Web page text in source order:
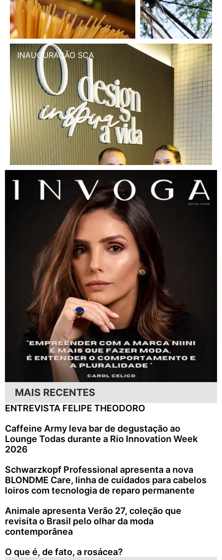
INAUGURAÇÃO SCA
MAIS RECENTES
ENTREVISTA FELIPE THEODORO
Caffeine Army leva bar de degustação ao
Lounge Todas durante a Rio Innovation Week
2026
Schwarzkopf Professional apresenta a nova
BLONDME Care, linha de cuidados para cabelos
loiros com tecnologia de reparo permanente
Animale apresenta Verão 27, coleção que
revisita o Brasil pelo olhar da moda
contemporânea
O que é, de fato, a rosácea?